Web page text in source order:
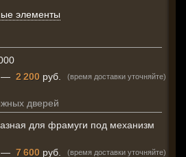
элементы
— 2 200 руб. (время доставки уточняйте)
дверей
для фрамуги под механизм
— 7 600 руб. (время доставки уточняйте)